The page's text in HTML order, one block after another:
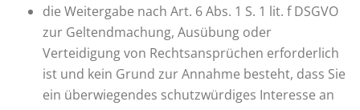
die Weitergabe nach Art. 6 Abs. 1 S. 1 lit. f DSGVO
zur Geltendmachung, Ausübung oder
Verteidigung von Rechtsansprüchen erforderlich
ist und kein Grund zur Annahme besteht, dass Sie
ein überwiegendes schutzwürdiges Interesse an